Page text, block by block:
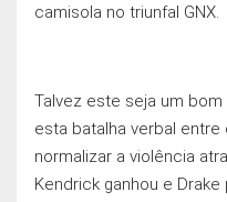
camisola no triunfal GNX.
Talvez este seja um
esta batalha verbal
normalizar a violência
Kendrick ganhou e